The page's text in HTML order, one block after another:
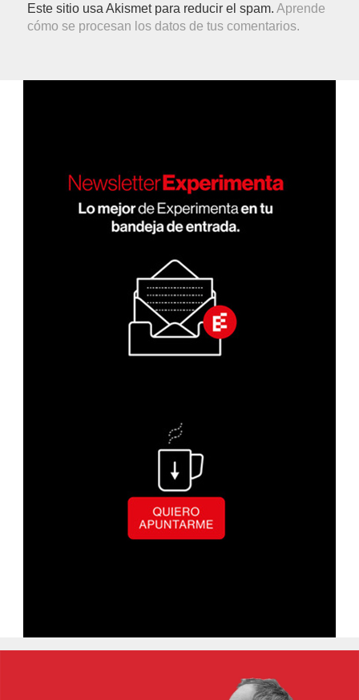
Este sitio usa Akismet para reducir el spam.Aprende
cómo se procesan los datos de tus comentarios.